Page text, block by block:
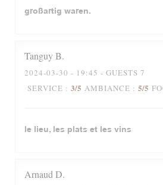
großartig waren.
TanguyB
2024-03-30 - 19:45 - GUESTS 7
SERVICE : 3/5 AMBIANCE : 5/5
le lieu, les plats et les vins
ArnaudD